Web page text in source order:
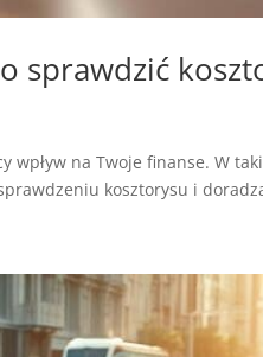
sprawdzić
wpływ na Twoje finanse. W
kosztorysu i